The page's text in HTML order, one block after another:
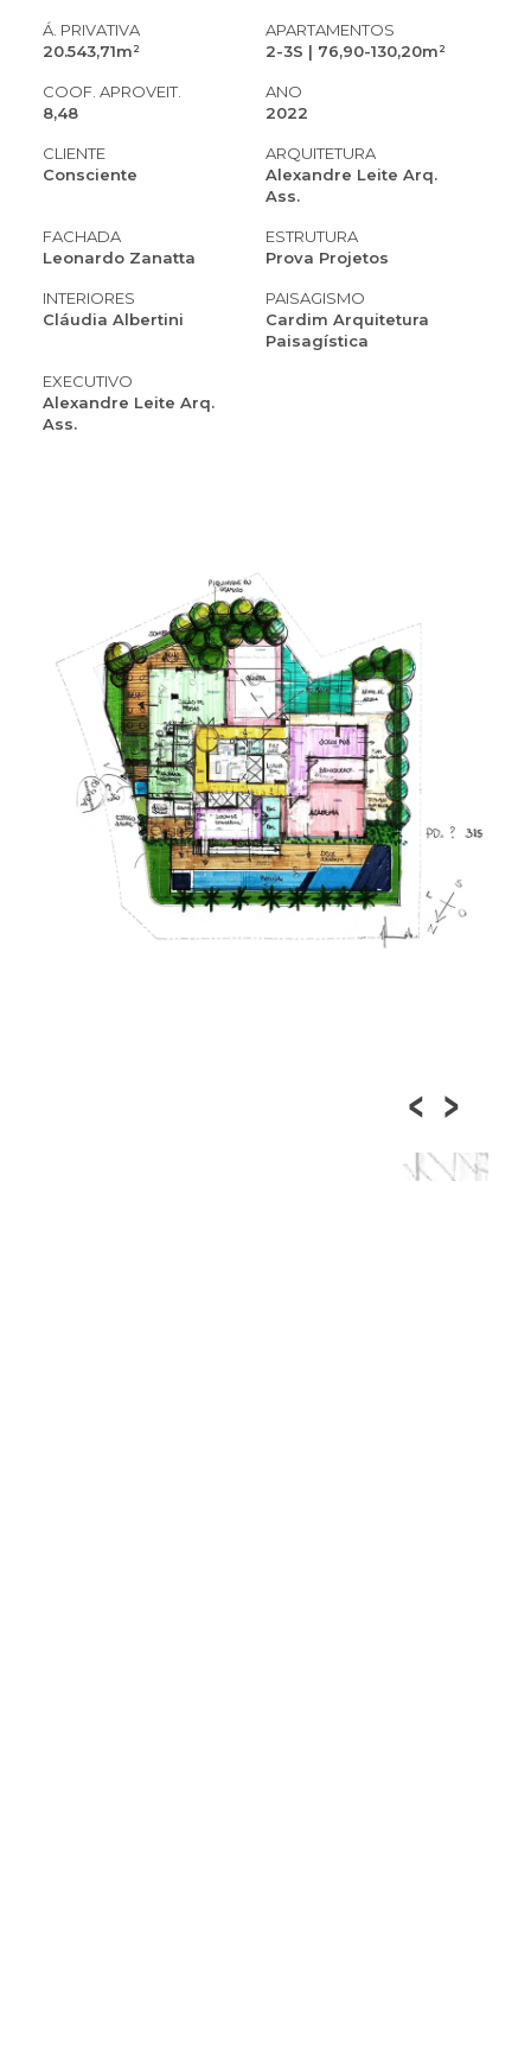
Á. PRIVATIVA
20.543,71m²
APARTAMENTOS
2-3S | 76,90-130,20m²
COOF. APROVEIT.
8,48
ANO
2022
CLIENTE
Consciente
ARQUITETURA
Alexandre Leite Arq.
Ass.
FACHADA
Leonardo Zanatta
ESTRUTURA
Prova Projetos
INTERIORES
Cláudia Albertini
PAISAGISMO
Cardim Arquitetura
Paisagística
EXECUTIVO
Alexandre Leite Arq.
Ass.